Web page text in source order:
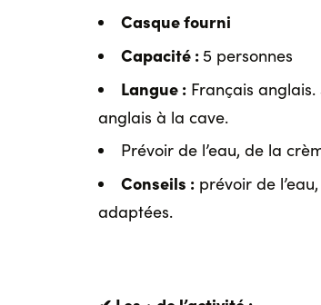
Casque fourni
Capacité : 5 personnes
Langue :Français anglais.
anglais à la cave.
Prévoir de l’eau, de la
Conseils :prévoir de
adaptées.